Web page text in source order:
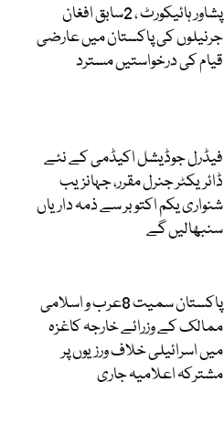
پشاور ہائیکورٹ ، 2سابق افغان
جرنیلوں کی پاکستان میں عارضی
قیام کی درخواستیں مسترد
فیڈرل جوڈیشل اکیڈمی کے نئے
ڈائریکٹر جنرل مقرر، جہانزیب
شنواری یکم اکتوبر سے ذمہ داریاں
سنبھالیں گے
پاکستان سمیت 8عرب و اسلامی
ممالک کے وزرائے خارجہ کاغزہ
میں اسرائیلی خلاف ورزیوں پر
مشترکہ اعلامیہ جاری